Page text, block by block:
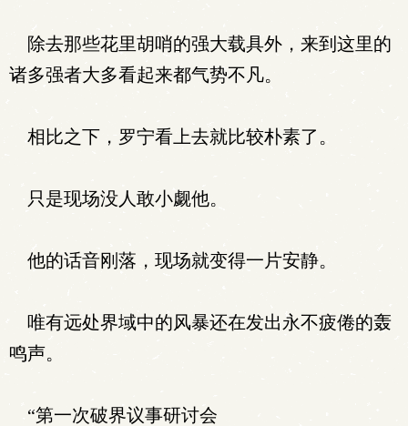
除去那些花里胡哨的强大载具外，来到这里的
诸多强者大多看起来都气势不凡。
相比之下，罗宁看上去就比较朴素了。
只是现场没人敢小觑他。
他的话音刚落，现场就变得一片安静。
唯有远处界域中的风暴还在发出永不疲倦的轰
鸣声。
“第一次破界议事研讨会